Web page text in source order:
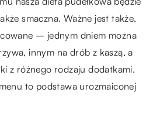
smaczna. Ważne jest także,
– jednym dniem można
innym na drób z kaszą, a
z różnego rodzaju dodatkami.
to podstawa urozmaiconej